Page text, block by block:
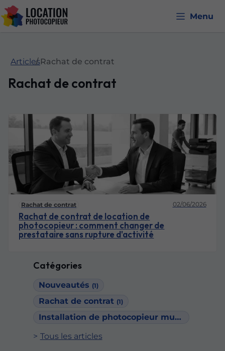
Menu
Catégories
Nouveautés (1)
Rachat de contrat (1)
Installation de photocopieur multifonction
Tous les articles
ArticlesRachat de contrat
Rachat de contrat
Rachat de contrat 02/06/2026
Rachat de contrat de location de
photocopieur : comment changer de
prestataire sans rupture d'activité